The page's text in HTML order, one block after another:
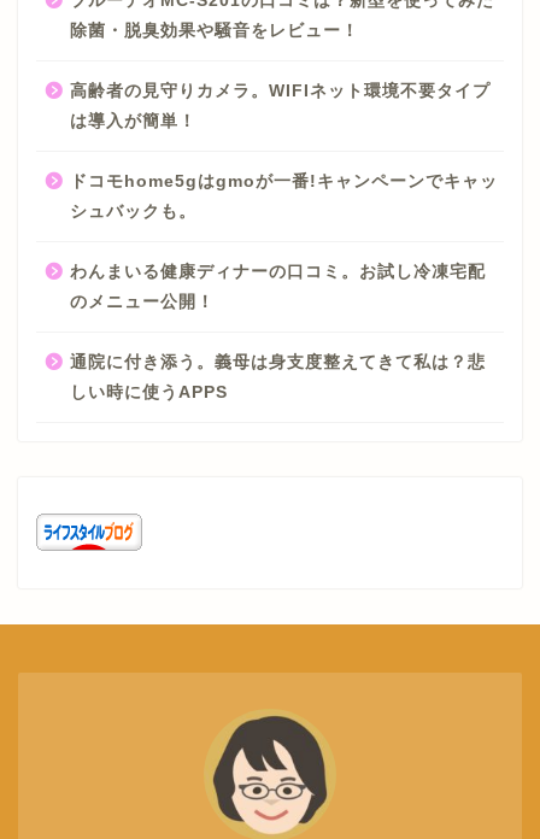
除菌・脱臭効果や騒音をレビュー！
高齢者の見守りカメラ。WIFIネット環境不要タイプ
は導入が簡単！
ドコモhome5gはgmoが一番!キャンペーンでキャッ
シュバックも。
わんまいる健康ディナーの口コミ。お試し冷凍宅配
のメニュー公開！
通院に付き添う。義母は身支度整えてきて私は？悲
しい時に使うAPPS